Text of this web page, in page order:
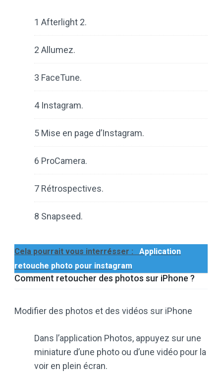
1 Afterlight 2.
2 Allumez.
3 FaceTune.
4 Instagram.
5 Mise en page d’Instagram.
6 ProCamera.
7 Rétrospectives.
8 Snapseed.
Cela pourrait vous interrésser :
Application
retouche photo pour instagram
Comment retoucher des photos sur iPhone ?
Modifier des photos et des vidéos sur iPhone
Dans l’application Photos, appuyez sur une
miniature d’une photo ou d’une vidéo pour la
voir en plein écran.